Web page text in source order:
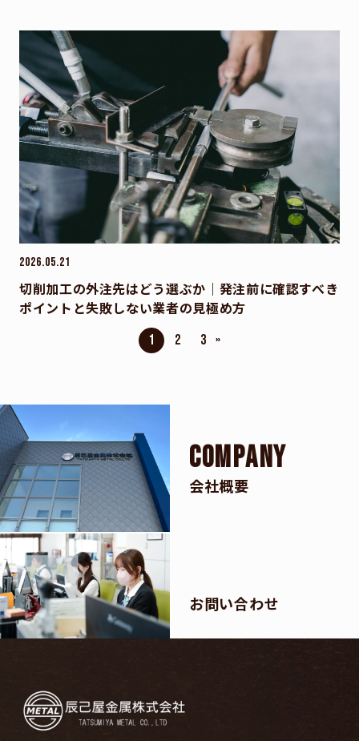
2026.05.21
切削加工の外注先はどう選ぶか｜発注前に確認すべき
ポイントと失敗しない業者の見極め方
1 2 3 »
COMPANY
会社概要
お問い合わせ